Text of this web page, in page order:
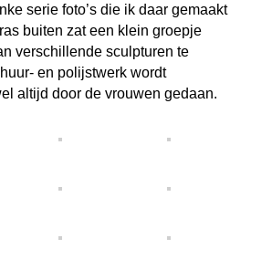
serie foto’s die ik daar gemaakt
buiten zat een klein groepje
verschillende sculpturen te
en polijstwerk wordt
altijd door de vrouwen gedaan.